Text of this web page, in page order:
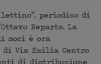
periodico di
Reparto. La
soci è ora
Via Emilia Centro